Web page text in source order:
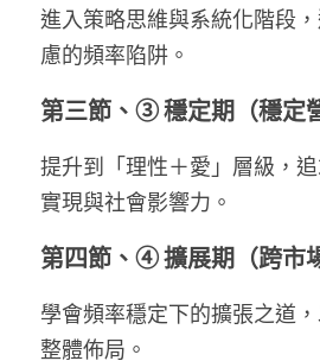
進入策略思維與系統化階段
慮的頻率陷阱。
第三節、③ 穩定期（穩定
提升到「理性＋愛」層級，
實現與社會影響力。
第四節、④ 擴展期（跨市
學會頻率穩定下的擴張之道
整體佈局。